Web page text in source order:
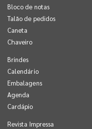
Bloco de notas
Talão de pedidos
Caneta
Chaveiro
Brindes
Calendário
Embalagens
Agenda
Cardápio
Revista Impressa